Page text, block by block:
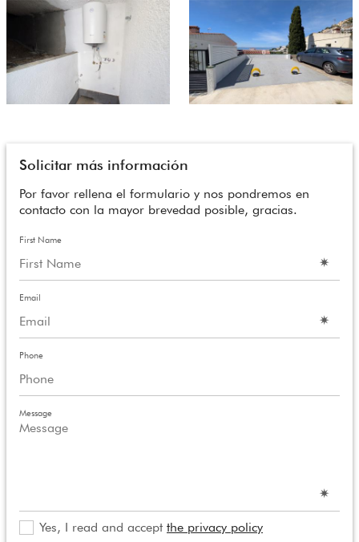
Solicitar más información
Por favor rellena el formulario y nos pondremos en
contacto con la mayor brevedad posible, gracias.
First Name
Email
Phone
Message
Yes, I read and accept the privacy policy